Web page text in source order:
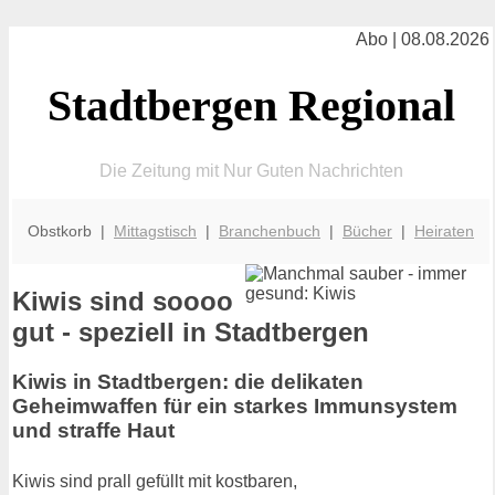
Abo | 08.08.2026
Stadtbergen Regional
Die Zeitung mit Nur Guten Nachrichten
Obstkorb | Mittagstisch | Branchenbuch | Bücher | Heiraten
Kiwis sind soooo
gut - speziell in Stadtbergen
Kiwis in Stadtbergen: die delikaten
Geheimwaffen für ein starkes Immunsystem
und straffe Haut
Kiwis sind prall gefüllt mit kostbaren,